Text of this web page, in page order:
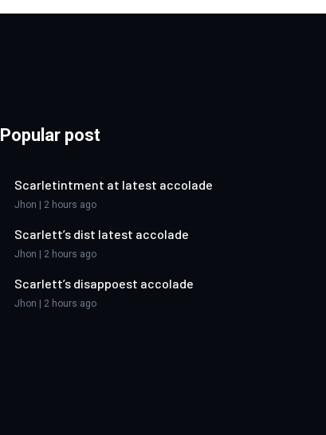
Popular post
Scarletintment at latest accolade
Jhon | 2 hours ago
Scarlett’s dist latest accolade
Jhon | 2 hours ago
Scarlett’s disappoest accolade
Jhon | 2 hours ago